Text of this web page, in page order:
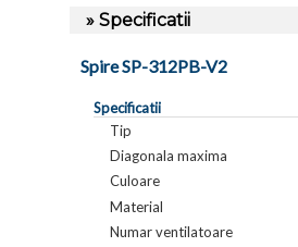
» Specificatii
Spire SP-312PB-V2
Specificatii
Tip
Diagonala maxima
Culoare
Material
Numar ventilatoare